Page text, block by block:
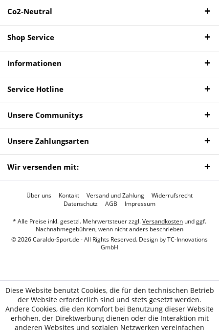
Co2-Neutral
Shop Service
Informationen
Service Hotline
Unsere Communitys
Unsere Zahlungsarten
Wir versenden mit:
Über uns Kontakt Versand und Zahlung
Widerrufsrecht
Datenschutz
AGB Impressum
* Alle Preise inkl. gesetzl. Mehrwertsteuer zzgl.Versandkosten und ggf.
Nachnahmegebühren, wenn nicht anders beschrieben
© 2026 Caraldo-Sport.de - All Rights Reserved. Design byTC-Innovations
GmbH
Diese Website benutzt Cookies, die für den technischen Betrieb
der Website erforderlich sind und stets gesetzt werden.
Andere Cookies, die den Komfort bei Benutzung dieser Website
erhöhen, der Direktwerbung dienen oder die Interaktion mit
anderen Websites und sozialen Netzwerken vereinfachen